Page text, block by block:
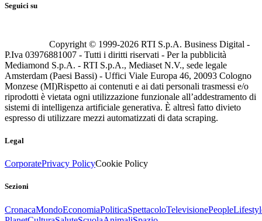
Seguici su
Copyright © 1999-2026 RTI S.p.A. Business Digital -
P.Iva 03976881007 - Tutti i diritti riservati - Per la pubblicità
Mediamond S.p.A. - RTI S.p.A., Mediaset N.V., sede legale
Amsterdam (Paesi Bassi) - Uffici Viale Europa 46, 20093 Cologno
Monzese (MI)Rispetto ai contenuti e ai dati personali trasmessi e/o
riprodotti è vietata ogni utilizzazione funzionale all’addestramento di
sistemi di intelligenza artificiale generativa. È altresì fatto divieto
espresso di utilizzare mezzi automatizzati di data scraping.
Legal
CorporatePrivacy PolicyCookie Policy
Sezioni
CronacaMondoEconomiaPoliticaSpettacoloTelevisionePeople